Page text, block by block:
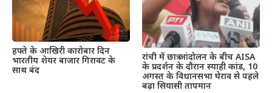
हफ्ते के आखिरी कारोबार दिन
भारतीय शेयर बाजार गिरावट के
साथ बंद
रांची में छात्र आंदोलन के बीच AISA
के प्रदर्शन के दौरान स्याही कांड, 10
अगस्त के विधानसभा घेराव से पहले
बढ़ा सियासी तापमान